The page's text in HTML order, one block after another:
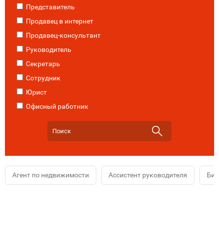
Представитель
Продавец в интернет
Продавец-консультант
Руководитель
Секретарь
Сотрудник
Юрист
Офисный работник
Агент по недвижимости Ассистент руководителя